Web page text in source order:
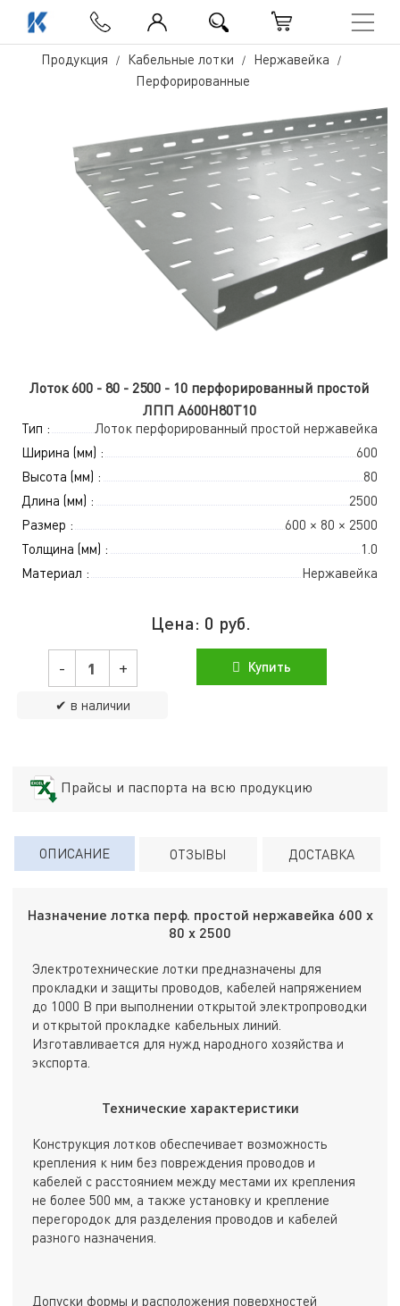
Продукция Кабельные лотки
Нержавейка
Перфорированные
Лоток 600 - 80 - 2500 - 10 перфорированный простой
ЛПП A600Н80Т10
Тип :
Лоток перфорированный простой нержавейка
Ширина (мм) :
600
Высота (мм) :
80
Длина (мм) :
2500
Размер :
600 × 80 × 2500
Толщина (мм) :
1.0
Материал :
Нержавейка
Цена: 0 руб.
- +
✔ в наличии
Купить
Прайсы и паспорта на всю продукцию
ОПИСАНИЕ ОТЗЫВЫ ДОСТАВКА
Назначение лотка перф. простой нержавейка 600 х
80 х 2500
Электротехнические лотки предназначены для
прокладки и защиты проводов, кабелей напряжением
до 1000 В при выполнении открытой электропроводки
и открытой прокладке кабельных линий.
Изготавливается для нужд народного хозяйства и
экспорта.
Технические характеристики
Конструкция лотков обеспечивает возможность
крепления к ним без повреждения проводов и
кабелей с расстоянием между местами их крепления
не более 500 мм, а также установку и крепление
перегородок для разделения проводов и кабелей
разного назначения.
Допуски формы и расположения поверхностей